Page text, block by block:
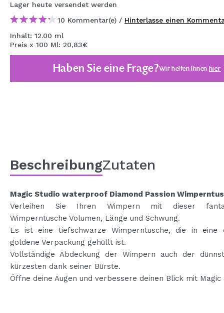
MAQUIFARMA
KOREA ZONE
TRAVEL SIZE
NATURE
BALD VERFÜGBAR
Lager heute versendet werden
10 Kommentar(e) / Hinterlasse einen
Inhalt: 12.00 ml
Preis x 100 Ml: 20,83€
Haben Sie eine Frage?Wir helfen Ihnen hier
BeschreibungZutaten
Magic Studio waterproof Diamond Passion
Verleihen Sie Ihren Wimpern mit dieser
Wimperntusche Volumen, Länge und Schwung.
Es ist eine tiefschwarze Wimperntusche, die in eine
goldene Verpackung gehüllt ist.
Vollständige Abdeckung der Wimpern auch der
kürzesten dank seiner Bürste.
Öffne deine Augen und verbessere deinen Blick mit Magic